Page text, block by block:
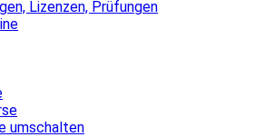
Lizenzen, Prüfungen
umschalten